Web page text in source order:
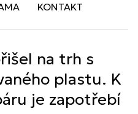
KONTAKT
na trh s
plastu. K
je zapotřebí